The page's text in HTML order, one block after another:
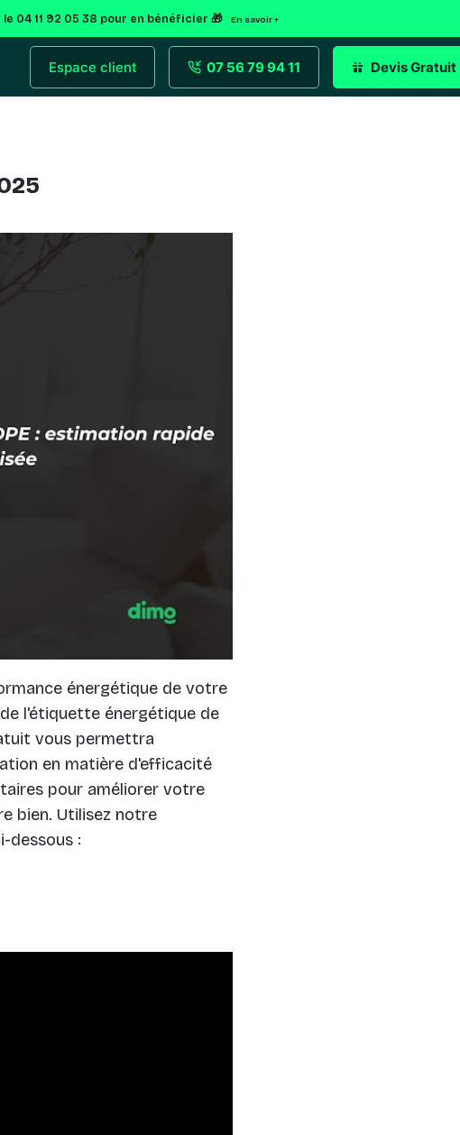
le 04 11 92 05 38 pour en bénéficier 🎁 En savoir +
Espace client 07 56 79 94 11 Devis Gratuit
énergétique de votre
l'étiquette énergétique de
vous permettra
en matière d'efficacité
pour améliorer votre
bien. Utilisez notre
dessous :